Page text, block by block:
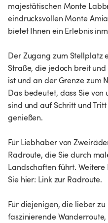
majestätischen Monte
eindrucksvollen Monte
bietet Ihnen ein Erlebnis
Der Zugang zum Stellplatz
Straße, die jedoch breit
ist und an der Grenze zum
Das bedeutet, dass Sie
sind und auf Schritt und
genießen.
Für Liebhaber von
Radroute, die Sie durch
Landschaften führt.
Sie hier: Link zur Radroute.
Für diejenigen, die lieber
faszinierende